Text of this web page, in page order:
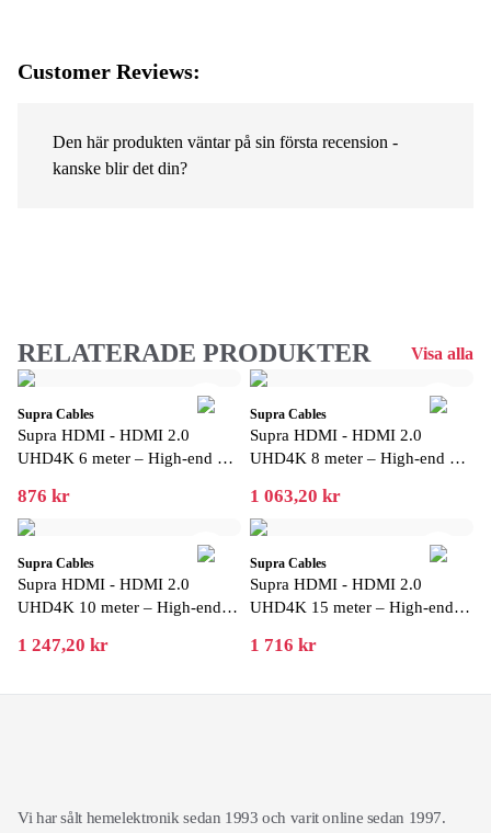
Customer Reviews:
Den här produkten väntar på sin första recension -
kanske blir det din?
RELATERADE PRODUKTER Visa alla
Supra Cables
Supra HDMI - HDMI 2.0
UHD4K 6 meter – High-end 4K
projektor
876 kr
Supra Cables
Supra HDMI - HDMI 2.0
UHD4K 8 meter – High-end 4K
projektor
1 063,20 kr
Supra Cables
Supra HDMI - HDMI 2.0
UHD4K 10 meter – High-end
och projektor
1 247,20 kr
Supra Cables
Supra HDMI - HDMI 2.0
UHD4K 15 meter – High-end
och projektor
1 716 kr
Vi har sålt hemelektronik sedan 1993 och varit online sedan 1997.